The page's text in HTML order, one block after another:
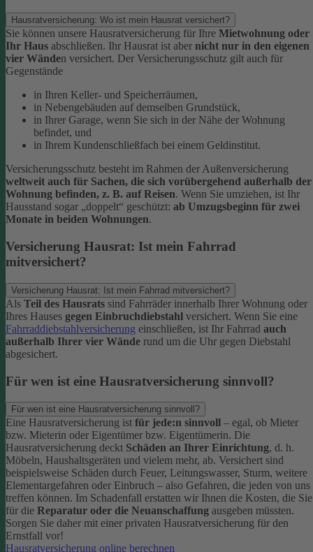
Hausratversicherung: Wo ist mein Hausrat versichert?
Sie können unsere Hausratversicherung für Ihre Mietwohnung oder
Ihr Haus abschließen. Ihr Hausrat ist aber nicht nur in den eigenen
vier Wänden versichert. Der Versicherungsschutz gilt auch für
Gegenstände
in Ihren Keller- und Speicherräumen,
in Nebengebäuden auf demselben Grundstück,
in Ihrer Garage, wenn Sie sich in der Nähe der Wohnung
befindet, und
in Ihrem Kundenschließfach bei einem Geldinstitut.
Versicherungsschutz besteht im Rahmen der Außenversicherung
weltweit auch für Sachen, die sich vorübergehend außerhalb der
Wohnung befinden, z. B. auf Reisen. Wenn Sie umziehen, ist Ihr
Hausstand sogar „doppelt“ geschützt: ab Umzugsbeginn für zwei
Monate in beiden Wohnungen.
Versicherung Hausrat: Ist mein Fahrrad
mitversichert?
Versicherung Hausrat: Ist mein Fahrrad mitversichert?
Als Teil des Hausrats sind Fahrräder innerhalb Ihrer Wohnung oder
Ihres Hauses gegen Einbruchdiebstahl versichert. Wenn Sie eine
Fahrraddiebstahlversicherung einschließen, ist Ihr Fahrrad auch
außerhalb Ihrer vier Wände rund um die Uhr gegen Diebstahl
abgesichert.
Für wen ist eine Hausratversicherung sinnvoll?
Für wen ist eine Hausratversicherung sinnvoll?
Eine Hausratversicherung ist für jede:n sinnvoll – egal, ob Mieter
bzw. Mieterin oder Eigentümer bzw. Eigentümerin. Die
Hausratversicherung deckt Schäden an Ihrer Einrichtung, d. h.
Möbeln, Haushaltsgeräten und vielem mehr, ab. Versichert sind
beispielsweise Schäden durch Feuer, Leitungswasser, Sturm, weitere
Elementargefahren oder Einbruch – also Gefahren, die jeden von uns
treffen können. Im Schadenfall erstatten wir Ihnen die Kosten, die Sie
für die Reparatur oder die Neuanschaffung ausgeben müssten.
Sorgen Sie daher mit einer privaten Hausratversicherung für den
Ernstfall vor!
Hausratversicherung online berechnen